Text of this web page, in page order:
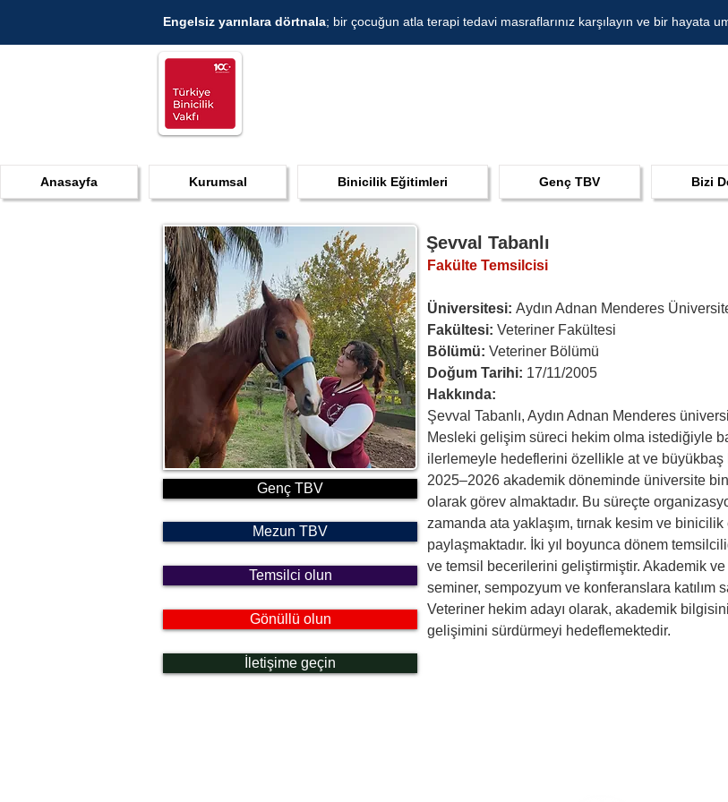
Engelsiz yarınlara dörtnala; bir çocuğun atla terapi tedavi masraflarınız karşılayın ve bir hayata
Anasayfa Kurumsal Binicilik Eğitimleri Genç TBV Bizi
Genç TBV
Mezun TBV
Temsilci olun
Gönüllü olun
İletişime geçin
Şevval Tabanlı
Fakülte Temsilcisi
Üniversitesi: Aydın Adnan Menderes
Fakültesi: Veteriner Fakültesi
Bölümü: Veteriner Bölümü
Doğum Tarihi: 17/11/2005
Hakkında:
Şevval Tabanlı, Aydın Adnan Menderes
Mesleki gelişim süreci hekim olma istediğiyle
ilerlemeyle hedeflerini özellikle at ve büyükbaş
2025–2026 akademik döneminde üniversite
olarak görev almaktadır. Bu süreçte
zamanda ata yaklaşım, tırnak kesim ve
paylaşmaktadır. İki yıl boyunca dönem
ve temsil becerilerini geliştirmiştir. Akademik
seminer, sempozyum ve konferanslara katılım
Veteriner hekim adayı olarak, akademik
gelişimini sürdürmeyi hedeflemektedir.